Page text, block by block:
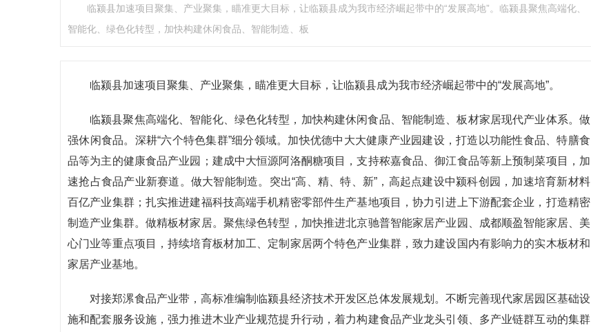
临颍县加速项目聚集、产业聚集，瞄准更大目标，让临颍县成为我市经济崛起带中的“发展高地”。临颍县聚焦高端化、
智能化、绿色化转型，加快构建休闲食品、智能制造、板
临颍县加速项目聚集、产业聚集，瞄准更大目标，让临颍县成为我市经济崛起带中的“发展高地”。
临颍县聚焦高端化、智能化、绿色化转型，加快构建休闲食品、智能制造、板材家居现代产业体系。做
强休闲食品。深耕“六个特色集群”细分领域。加快优德中大大健康产业园建设，打造以功能性食品、特膳食
品等为主的健康食品产业园；建成中大恒源阿洛酮糖项目，支持秾嘉食品、御江食品等新上预制菜项目，加
速抢占食品产业新赛道。做大智能制造。突出“高、精、特、新”，高起点建设中颍科创园，加速培育新材料
百亿产业集群；扎实推进建福科技高端手机精密零部件生产基地项目，协力引进上下游配套企业，打造精密
制造产业集群。做精板材家居。聚焦绿色转型，加快推进北京驰普智能家居产业园、成都顺盈智能家居、美
心门业等重点项目，持续培育板材加工、定制家居两个特色产业集群，致力建设国内有影响力的实木板材和
家居产业基地。
对接郑漯食品产业带，高标准编制临颍县经济技术开发区总体发展规划。不断完善现代家居园区基础设
施和配套服务设施，强力推进木业产业规范提升行动，着力构建食品产业龙头引领、多产业链群互动的集群